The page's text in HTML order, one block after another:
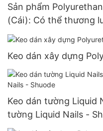
Sản phẩm
(Cái): Có thể thương
Nhà cung cấp US.7
Keo dán xây dựng
Keo dán tường Liquid
tường Liquid Nails -